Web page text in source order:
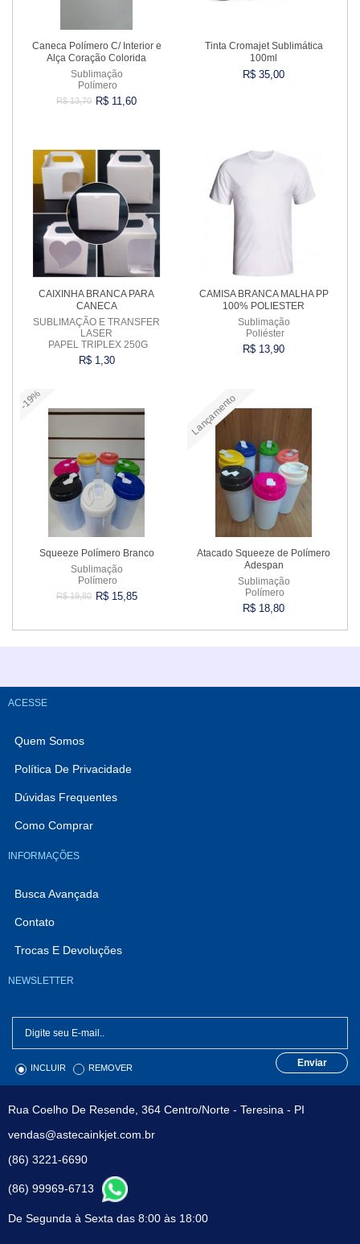
Caneca Polímero C/ Interior e
Alça Coração Colorida
Sublimação
Polímero
R$ 13,70 R$ 11,60
Tinta Cromajet Sublimática
100ml
R$ 35,00
CAIXINHA BRANCA PARA
CANECA
SUBLIMAÇÃO E TRANSFER
LASER
PAPEL TRIPLEX 250G
R$ 1,30
CAMISA BRANCA MALHA PP
100% POLIESTER
Sublimação
Poliéster
R$ 13,90
-19%
Squeeze Polímero Branco
Sublimação
Polímero
R$ 19,80 R$ 15,85
Lançamento
Atacado Squeeze de Polímero
Adespan
Sublimação
Polímero
R$ 18,80
ACESSE
Quem Somos
Política De Privacidade
Dúvidas Frequentes
Como Comprar
INFORMAÇÕES
Busca Avançada
Contato
Trocas E Devoluções
NEWSLETTER
INCLUIR REMOVER Enviar
Rua Coelho De Resende, 364 Centro/Norte - Teresina - PI
vendas@astecainkjet.com.br
(86) 3221-6690
(86) 99969-6713
De Segunda à Sexta das 8:00 às 18:00